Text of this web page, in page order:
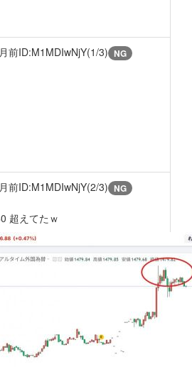
前ID:M1MDIwNjY(1/3) NG
前ID:M1MDIwNjY(2/3) NG
超えてたｗ